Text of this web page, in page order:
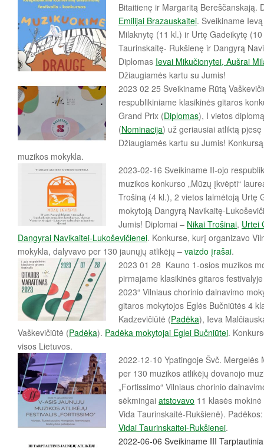
Bitaitienę ir Margaritą Bereščanskają.
Emilijai Brazauskaitei. Sveikiname
Milaknytę (11 kl.) ir Urtę Gadeikytę
Taurinskaitę- Rukšienę ir Dangyrą
Diplomas Ievai Mikučionytei, Aušrai
Džiaugiamės kartu su Jumis!
2023 02 25 Sveikiname Rūtą
respublikiniame klasikinės gitaros
Grand Prix (Diplomas), I vietos
(Nominacija) už geriausiai atliktą
Džiaugiamės kartu su Jumis!
muzikos mokykla.
2023-02-16 Sveikiname II-ojo
muzikos konkurso „Mūzų įkvėpti“
Trošiną (4 kl.), 2 vietos laimėtoją Urtę
mokytoją Dangyrą Navikaitę-
Jumis! Diplomai – Nikai Trošinai, Urtei
Dangyrai Navikaitei-Lukoševičienei. Konkurse, kurį organizavo
mokykla, dalyvavo per 130 jaunųjų atlikėjų – vaizdo įrašai.
2023 01 28 Kauno 1-osios muzikos
pirmajame klasikinės gitaros festivalyje
2023“ Vilniaus chorinio dainavimo
gitaros mokytojos Eglės Bučniūtės 4
Kadzevičiūtė (Padėka), Ieva
Vaškevičiūtė (Padėka). Padėka mokytojai Eglei Bučniūtei.
visos Lietuvos.
2022-12-10 Ypatingoje Švč. Mergelės
per 130 muzikos atlikėjų dovanojo
„Fortissimo“ Vilniaus chorinio
sėkmingai atstovavo 11 klasės
Vida Taurinskaitė-Rukšienė).
Vidai Taurinskaitei-Rukšienei.
2022-06-06 Sveikiname III